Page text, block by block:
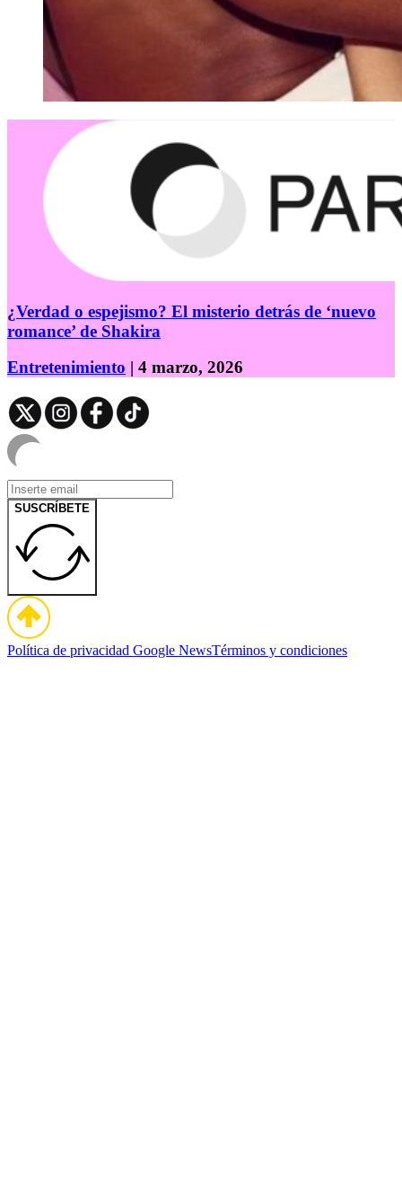
¿Verdad o espejismo? El misterio detrás de ‘nuevo
romance’ de Shakira
Entretenimiento | 4 marzo, 2026
SUSCRÍBETE
Política de privacidad Google NewsTérminos y condiciones